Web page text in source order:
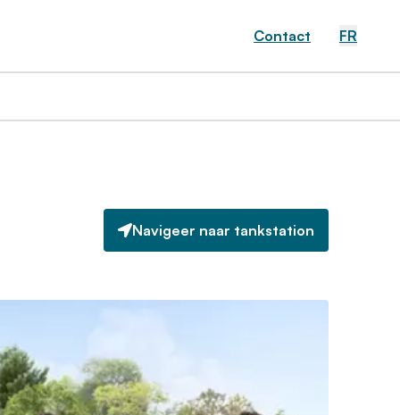
Contact FR
Navigeer naar tankstation